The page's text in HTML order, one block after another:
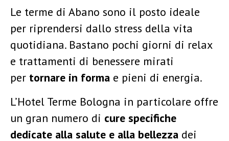
Le terme di Abano sono il posto ideale
per riprendersi dallo stress della vita
quotidiana. Bastano pochi giorni di relax
e trattamenti di benessere mirati
per tornare in forma e pieni di energia.
L’Hotel Terme Bologna in particolare offre
un gran numero di cure specifiche
dedicate alla salute e alla bellezza dei